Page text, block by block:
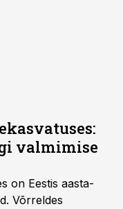
valmimise
on Eestis aasta-
Võrreldes